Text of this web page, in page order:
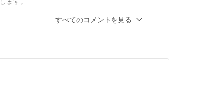
すべてのコメントを見る